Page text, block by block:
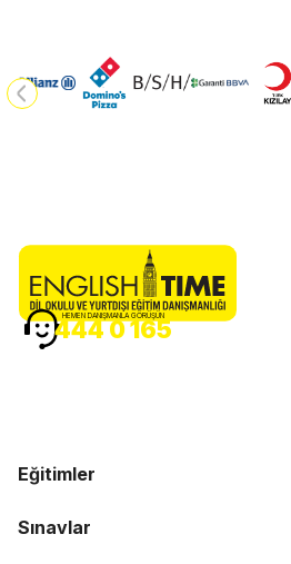
Eğitimler
Sınavlar
HEMEN DANIŞMANLA GÖRÜŞÜN
444 0 165